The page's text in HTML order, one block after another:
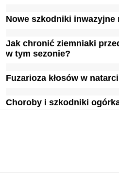
Nowe szkodniki inwazyjne
Jak chronić ziemniaki
w tym sezonie?
Fuzarioza kłosów w
Choroby i szkodniki